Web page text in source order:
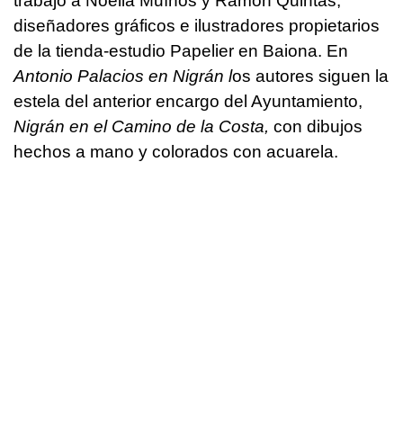
diseñadores gráficos e ilustradores propietarios
de la tienda-estudio Papelier en Baiona. En
Antonio Palacios en Nigrán los autores siguen la
estela del anterior encargo del Ayuntamiento,
Nigrán en el Camino de la Costa, con dibujos
hechos a mano y colorados con acuarela.